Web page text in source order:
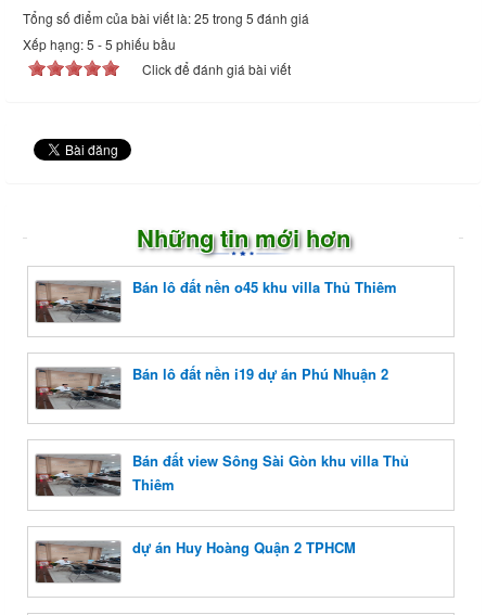
Tổng số điểm của bài viết là: 25 trong 5 đánh giá
Xếp hạng:5 -5 phiếu bầu
Click để đánh giá bài viết
Những tin mới hơn
Bán lô đất nền o45 khu villa Thủ Thiêm
Bán lô đất nền i19 dự án Phú Nhuận 2
Bán đất view Sông Sài Gòn khu villa Thủ
Thiêm
dự án Huy Hoàng Quận 2 TPHCM